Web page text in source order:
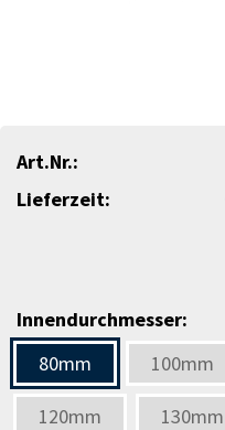
Art.Nr.:
Lieferzeit:
Innendurchmesser:
80mm
100mm
120mm 130mm